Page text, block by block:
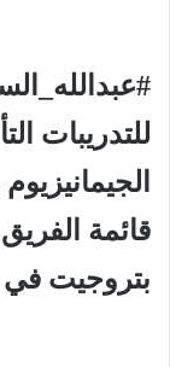
للتدريبات
قائمة
بتروجيت في